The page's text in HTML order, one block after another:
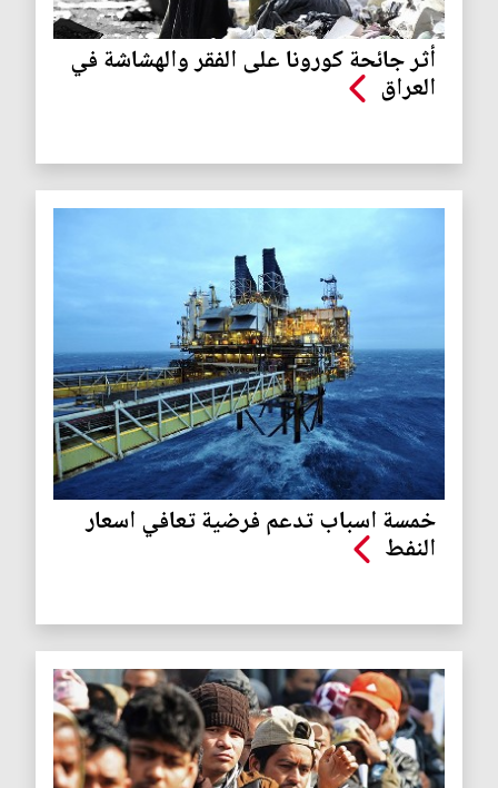
أثر جائحة كورونا على الفقر والهشاشة في
العراق
خمسة اسباب تدعم فرضية تعافي اسعار
النفط